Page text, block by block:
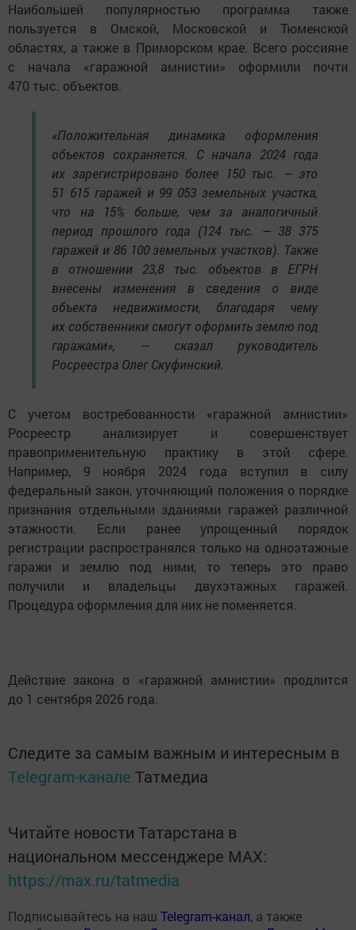
Наибольшей популярностью программа также
пользуется в Омской, Московской и Тюменской
областях, а также в Приморском крае. Всего россияне
с начала «гаражной амнистии» оформили почти
470 тыс. объектов.
«Положительная динамика оформления
объектов сохраняется. С начала 2024 года
их зарегистрировано более 150 тыс. — это
51 615 гаражей и 99 053 земельных участка,
что на 15% больше, чем за аналогичный
период прошлого года (124 тыс. — 38 375
гаражей и 86 100 земельных участков). Также
в отношении 23,8 тыс. объектов в ЕГРН
внесены изменения в сведения о виде
объекта недвижимости, благодаря чему
их собственники смогут оформить землю под
гаражами», — сказал руководитель
Росреестра Олег Скуфинский.
С учетом востребованности «гаражной амнистии»
Росреестр анализирует и совершенствует
правоприменительную практику в этой сфере.
Например, 9 ноября 2024 года вступил в силу
федеральный закон, уточняющий положения о порядке
признания отдельными зданиями гаражей различной
этажности. Если ранее упрощенный порядок
регистрации распространялся только на одноэтажные
гаражи и землю под ними, то теперь это право
получили и владельцы двухэтажных гаражей.
Процедура оформления для них не поменяется.
Действие закона о «гаражной амнистии» продлится
до 1 сентября 2026 года.
Следите за самым важным и интересным в
Telegram-канале Татмедиа
Читайте новости Татарстана в
национальном мессенджере MАХ:
https://max.ru/tatmedia
Подписывайтесь на наш Telegram-канал, а также